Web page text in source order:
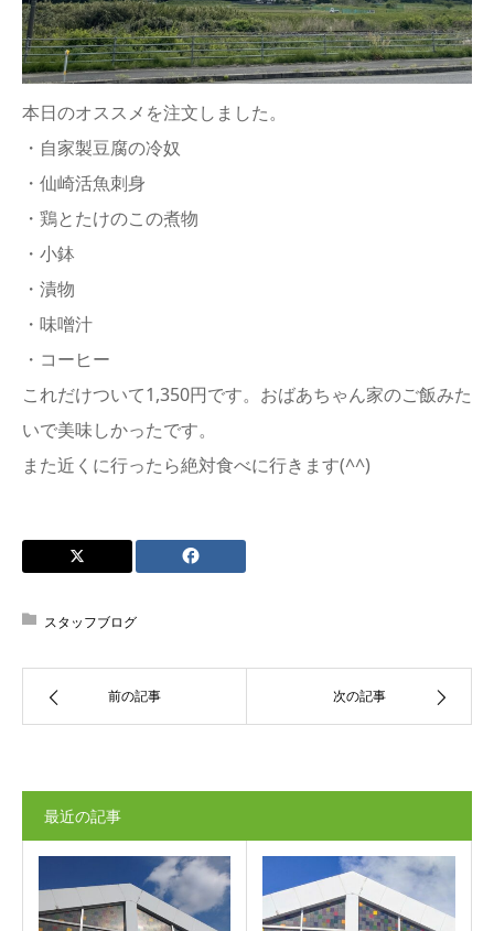
本日のオススメを注文しました。
・自家製豆腐の冷奴
・仙崎活魚刺身
・鶏とたけのこの煮物
・小鉢
・漬物
・味噌汁
・コーヒー
これだけついて1,350円です。おばあちゃん家のご飯みた
いで美味しかったです。
また近くに行ったら絶対食べに行きます(^^)
スタッフブログ
前の記事 次の記事
最近の記事